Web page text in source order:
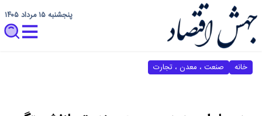
پنجشنبه ۱۵ مرداد ۱۴۰۵
خانه صنعت ، معدن ، تجارت